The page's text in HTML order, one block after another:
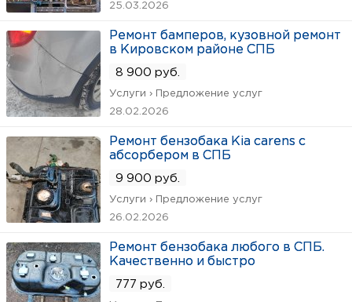
25.03.2026
Ремонт бамперов, кузовной ремонт
в Кировском районе СПБ
8 900 руб.
Услуги › Предложение услуг
28.02.2026
Ремонт бензобака Kia carens c
абсорбером в СПБ
9 900 руб.
Услуги › Предложение услуг
26.02.2026
Ремонт бензобака любого в СПБ.
Качественно и быстро
777 руб.